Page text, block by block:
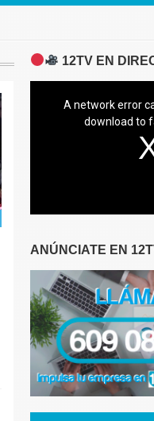
12TV EN
A network error
download to
ANÚNCIATE EN